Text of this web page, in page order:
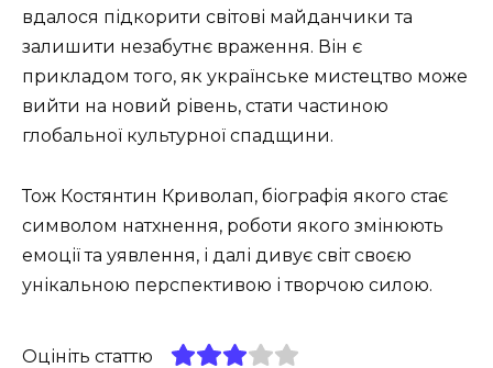
вдалося підкорити світові майданчики та
залишити незабутнє враження. Він є
прикладом того, як українське мистецтво може
вийти на новий рівень, стати частиною
глобальної культурної спадщини.
Тож Костянтин Криволап, біографія якого стає
символом натхнення, роботи якого змінюють
емоції та уявлення, і далі дивує світ своєю
унікальною перспективою і творчою силою.
Оцініть статтю